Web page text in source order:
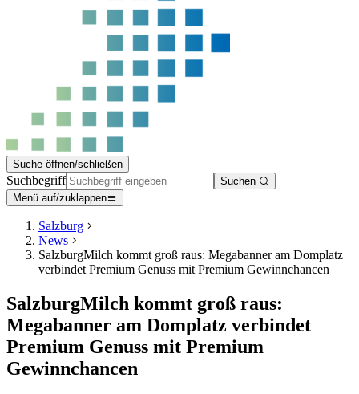
Suche öffnen/schließen
Suchbegriff
Suchen
Menü auf/zuklappen
Salzburg
News
SalzburgMilch kommt groß raus: Megabanner am Domplatz
verbindet Premium Genuss mit Premium Gewinnchancen
SalzburgMilch kommt groß raus:
Megabanner am Domplatz verbindet
Premium Genuss mit Premium
Gewinnchancen